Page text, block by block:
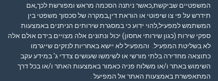
המשפטיים שביקשת,כאשר ניתנה הסכמה מראש ומפורשת לכך,אם
תידרש על פי צו שיפוטי או הוראת דין,במקרה של סכסוך משפטי בין
המשתמש למפעיל,להוי ידוע כי במסגרת שירותים הניתנים באמצעות
ספקי שירות (כגון שירותי אחסון) יכול ונתונים אלה מצויים בידם אולם אלה
לא בשליטת המפעיל. והמפעיל לא יישא באחריות לנזקים שייגרמו
כתוצאה מחדירה בלתי מורשי או לשימשו שעושים צדדי ג' במידע עקב
השימוש באתר ו/או משלוח פניה כאמור באמצעות האתר ו/או בכל דרך
המתאפשרת באמצעות האתר אל המפיעל .